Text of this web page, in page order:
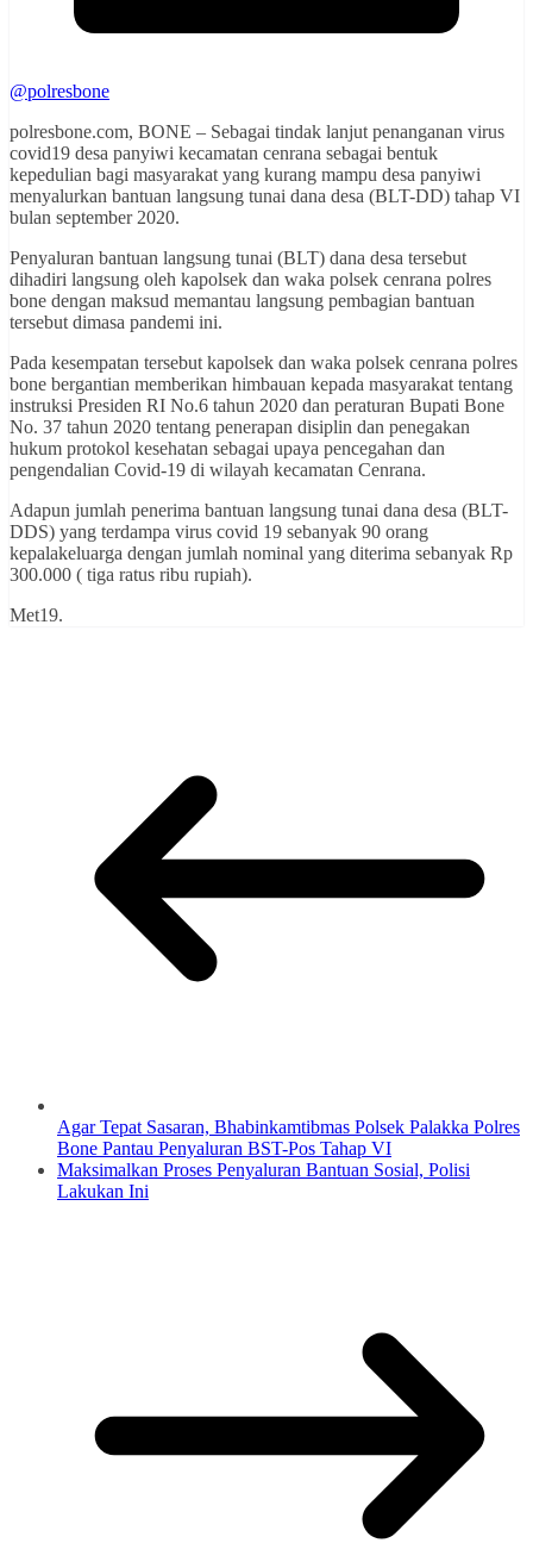
@polresbone
polresbone.com, BONE – Sebagai tindak lanjut penanganan virus
covid19 desa panyiwi kecamatan cenrana sebagai bentuk
kepedulian bagi masyarakat yang kurang mampu desa panyiwi
menyalurkan bantuan langsung tunai dana desa (BLT-DD) tahap VI
bulan september 2020.
Penyaluran bantuan langsung tunai (BLT) dana desa tersebut
dihadiri langsung oleh kapolsek dan waka polsek cenrana polres
bone dengan maksud memantau langsung pembagian bantuan
tersebut dimasa pandemi ini.
Pada kesempatan tersebut kapolsek dan waka polsek cenrana polres
bone bergantian memberikan himbauan kepada masyarakat tentang
instruksi Presiden RI No.6 tahun 2020 dan peraturan Bupati Bone
No. 37 tahun 2020 tentang penerapan disiplin dan penegakan
hukum protokol kesehatan sebagai upaya pencegahan dan
pengendalian Covid-19 di wilayah kecamatan Cenrana.
Adapun jumlah penerima bantuan langsung tunai dana desa (BLT-
DDS) yang terdampa virus covid 19 sebanyak 90 orang
kepalakeluarga dengan jumlah nominal yang diterima sebanyak Rp
300.000 ( tiga ratus ribu rupiah).
Met19.
Agar Tepat Sasaran, Bhabinkamtibmas Polsek Palakka Polres
Bone Pantau Penyaluran BST-Pos Tahap VI
Maksimalkan Proses Penyaluran Bantuan Sosial, Polisi
Lakukan Ini